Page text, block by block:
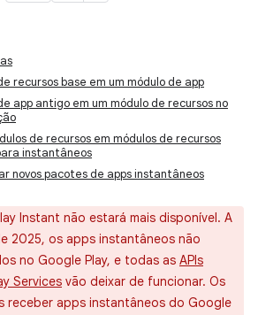
recursos base em um módulo de app
app antigo em um módulo de recursos no
de recursos em módulos de recursos
instantâneos
novos pacotes de apps instantâneos
Instant não estará mais disponível. A
2025, os apps instantâneos não
no Google Play, e todas as APIs
Services vão deixar de funcionar. Os
receber apps instantâneos do Google